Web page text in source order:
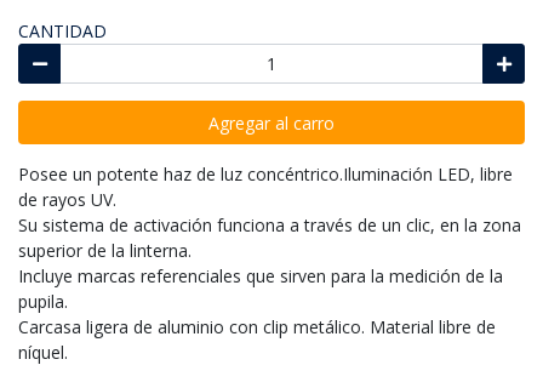
CANTIDAD
Agregar al carro
Posee un potente haz de luz concéntrico.Iluminación LED, libre
de rayos UV.
Su sistema de activación funciona a través de un clic, en la zona
superior de la linterna.
Incluye marcas referenciales que sirven para la medición de la
pupila.
Carcasa ligera de aluminio con clip metálico. Material libre de
níquel.